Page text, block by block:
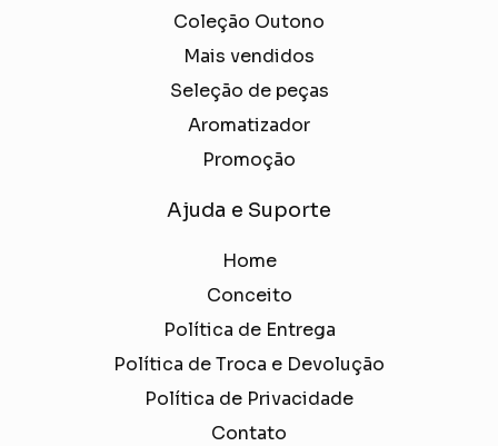
Coleção Outono
Mais vendidos
Seleção de peças
Aromatizador
Promoção
Ajuda e Suporte
Home
Conceito
Política de Entrega
Política de Troca e Devolução
Política de Privacidade
Contato